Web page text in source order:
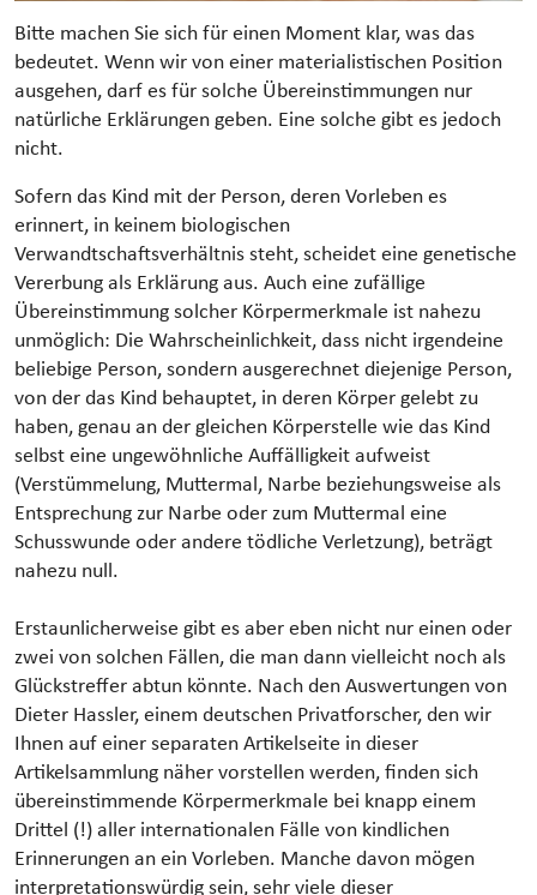
Bitte machen Sie sich für einen Moment klar, was das
bedeutet. Wenn wir von einer materialistischen Position
ausgehen, darf es für solche Übereinstimmungen nur
natürliche Erklärungen geben. Eine solche gibt es jedoch
nicht.
Sofern das Kind mit der Person, deren Vorleben es
erinnert, in keinem biologischen
Verwandtschaftsverhältnis steht, scheidet eine genetische
Vererbung als Erklärung aus. Auch eine zufällige
Übereinstimmung solcher Körpermerkmale ist nahezu
unmöglich: Die Wahrscheinlichkeit, dass nicht irgendeine
beliebige Person, sondern ausgerechnet diejenige Person,
von der das Kind behauptet, in deren Körper gelebt zu
haben, genau an der gleichen Körperstelle wie das Kind
selbst eine ungewöhnliche Auffälligkeit aufweist
(Verstümmelung, Muttermal, Narbe beziehungsweise als
Entsprechung zur Narbe oder zum Muttermal eine
Schusswunde oder andere tödliche Verletzung), beträgt
nahezu null.
Erstaunlicherweise gibt es aber eben nicht nur einen oder
zwei von solchen Fällen, die man dann vielleicht noch als
Glückstreffer abtun könnte. Nach den Auswertungen von
Dieter Hassler, einem deutschen Privatforscher, den wir
Ihnen auf einer separaten Artikelseite in dieser
Artikelsammlung näher vorstellen werden, finden sich
übereinstimmende Körpermerkmale bei knapp einem
Drittel (!) aller internationalen Fälle von kindlichen
Erinnerungen an ein Vorleben. Manche davon mögen
interpretationswürdig sein, sehr viele dieser